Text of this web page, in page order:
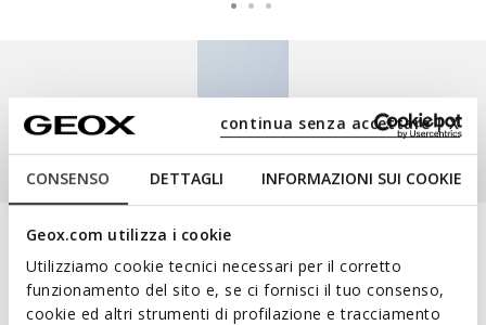
CONSENSO DETTAGLI INFORMAZIONI SUI COOKIE
Geox.com utilizza i cookie
Utilizziamo cookie tecnici necessari per il corretto
funzionamento del sito e, se ci fornisci il tuo consenso,
cookie ed altri strumenti di profilazione e tracciamento
continua senza accettare | X
CUSHIONING
Enhanced cushioning for an amazing
sensation of softness as you walk.
Experience true comfort with
Geox Spherica™